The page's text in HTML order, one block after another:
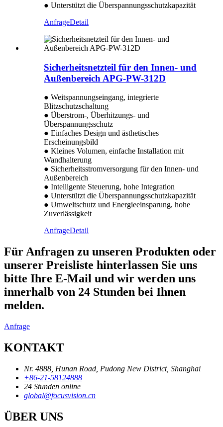
● Unterstützt die Überspannungsschutzkapazität
AnfrageDetail
Sicherheitsnetzteil für den Innen- und
Außenbereich APG-PW-312D
● Weitspannungseingang, integrierte
Blitzschutzschaltung
● Überstrom-, Überhitzungs- und
Überspannungsschutz
● Einfaches Design und ästhetisches
Erscheinungsbild
● Kleines Volumen, einfache Installation mit
Wandhalterung
● Sicherheitsstromversorgung für den Innen- und
Außenbereich
● Intelligente Steuerung, hohe Integration
● Unterstützt die Überspannungsschutzkapazität
● Umweltschutz und Energieeinsparung, hohe
Zuverlässigkeit
AnfrageDetail
Für Anfragen zu unseren Produkten oder
unserer Preisliste hinterlassen Sie uns
bitte Ihre E-Mail und wir werden uns
innerhalb von 24 Stunden bei Ihnen
melden.
Anfrage
KONTAKT
Nr. 4888, Hunan Road, Pudong New District, Shanghai
+86-21-58124888
24 Stunden online
global@focusvision.cn
ÜBER UNS